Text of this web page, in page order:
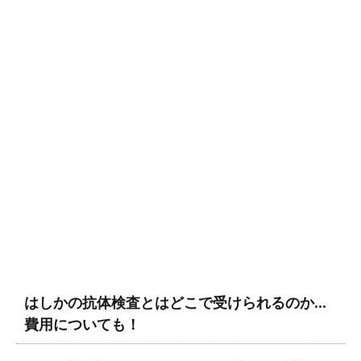
はしかの抗体検査とはどこで受けられるのか…
費用についても！